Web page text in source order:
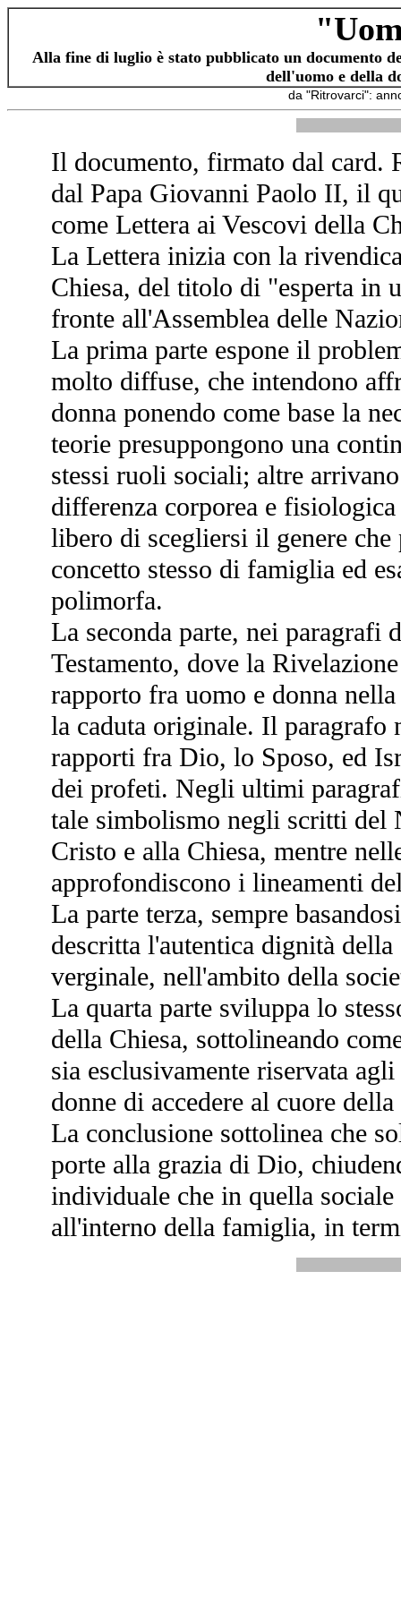
Alla fine di luglio è stato pubblicato un documento
dell'uomo e della
da "Ritrovarci":
Il documento, firmato dal card.
dal Papa Giovanni Paolo II, il
come Lettera ai Vescovi della
La Lettera inizia con la
Chiesa, del titolo di "esperta in
fronte all'Assemblea delle
La prima parte espone il
molto diffuse, che intendono
donna ponendo come base la
teorie presuppongono una
stessi ruoli sociali; altre
differenza corporea e
libero di scegliersi il genere
concetto stesso di famiglia ed
polimorfa.
La seconda parte, nei
Testamento, dove la
rapporto fra uomo e donna
la caduta originale. Il
rapporti fra Dio, lo Sposo, ed
dei profeti. Negli ultimi
tale simbolismo negli scritti del
Cristo e alla Chiesa, mentre
approfondiscono i lineamenti
La parte terza, sempre
descritta l'autentica dignità
verginale, nell'ambito della
La quarta parte sviluppa lo
della Chiesa, sottolineando
sia esclusivamente riservata
donne di accedere al cuore
La conclusione sottolinea che
porte alla grazia di Dio,
individuale che in quella
all'interno della famiglia, in